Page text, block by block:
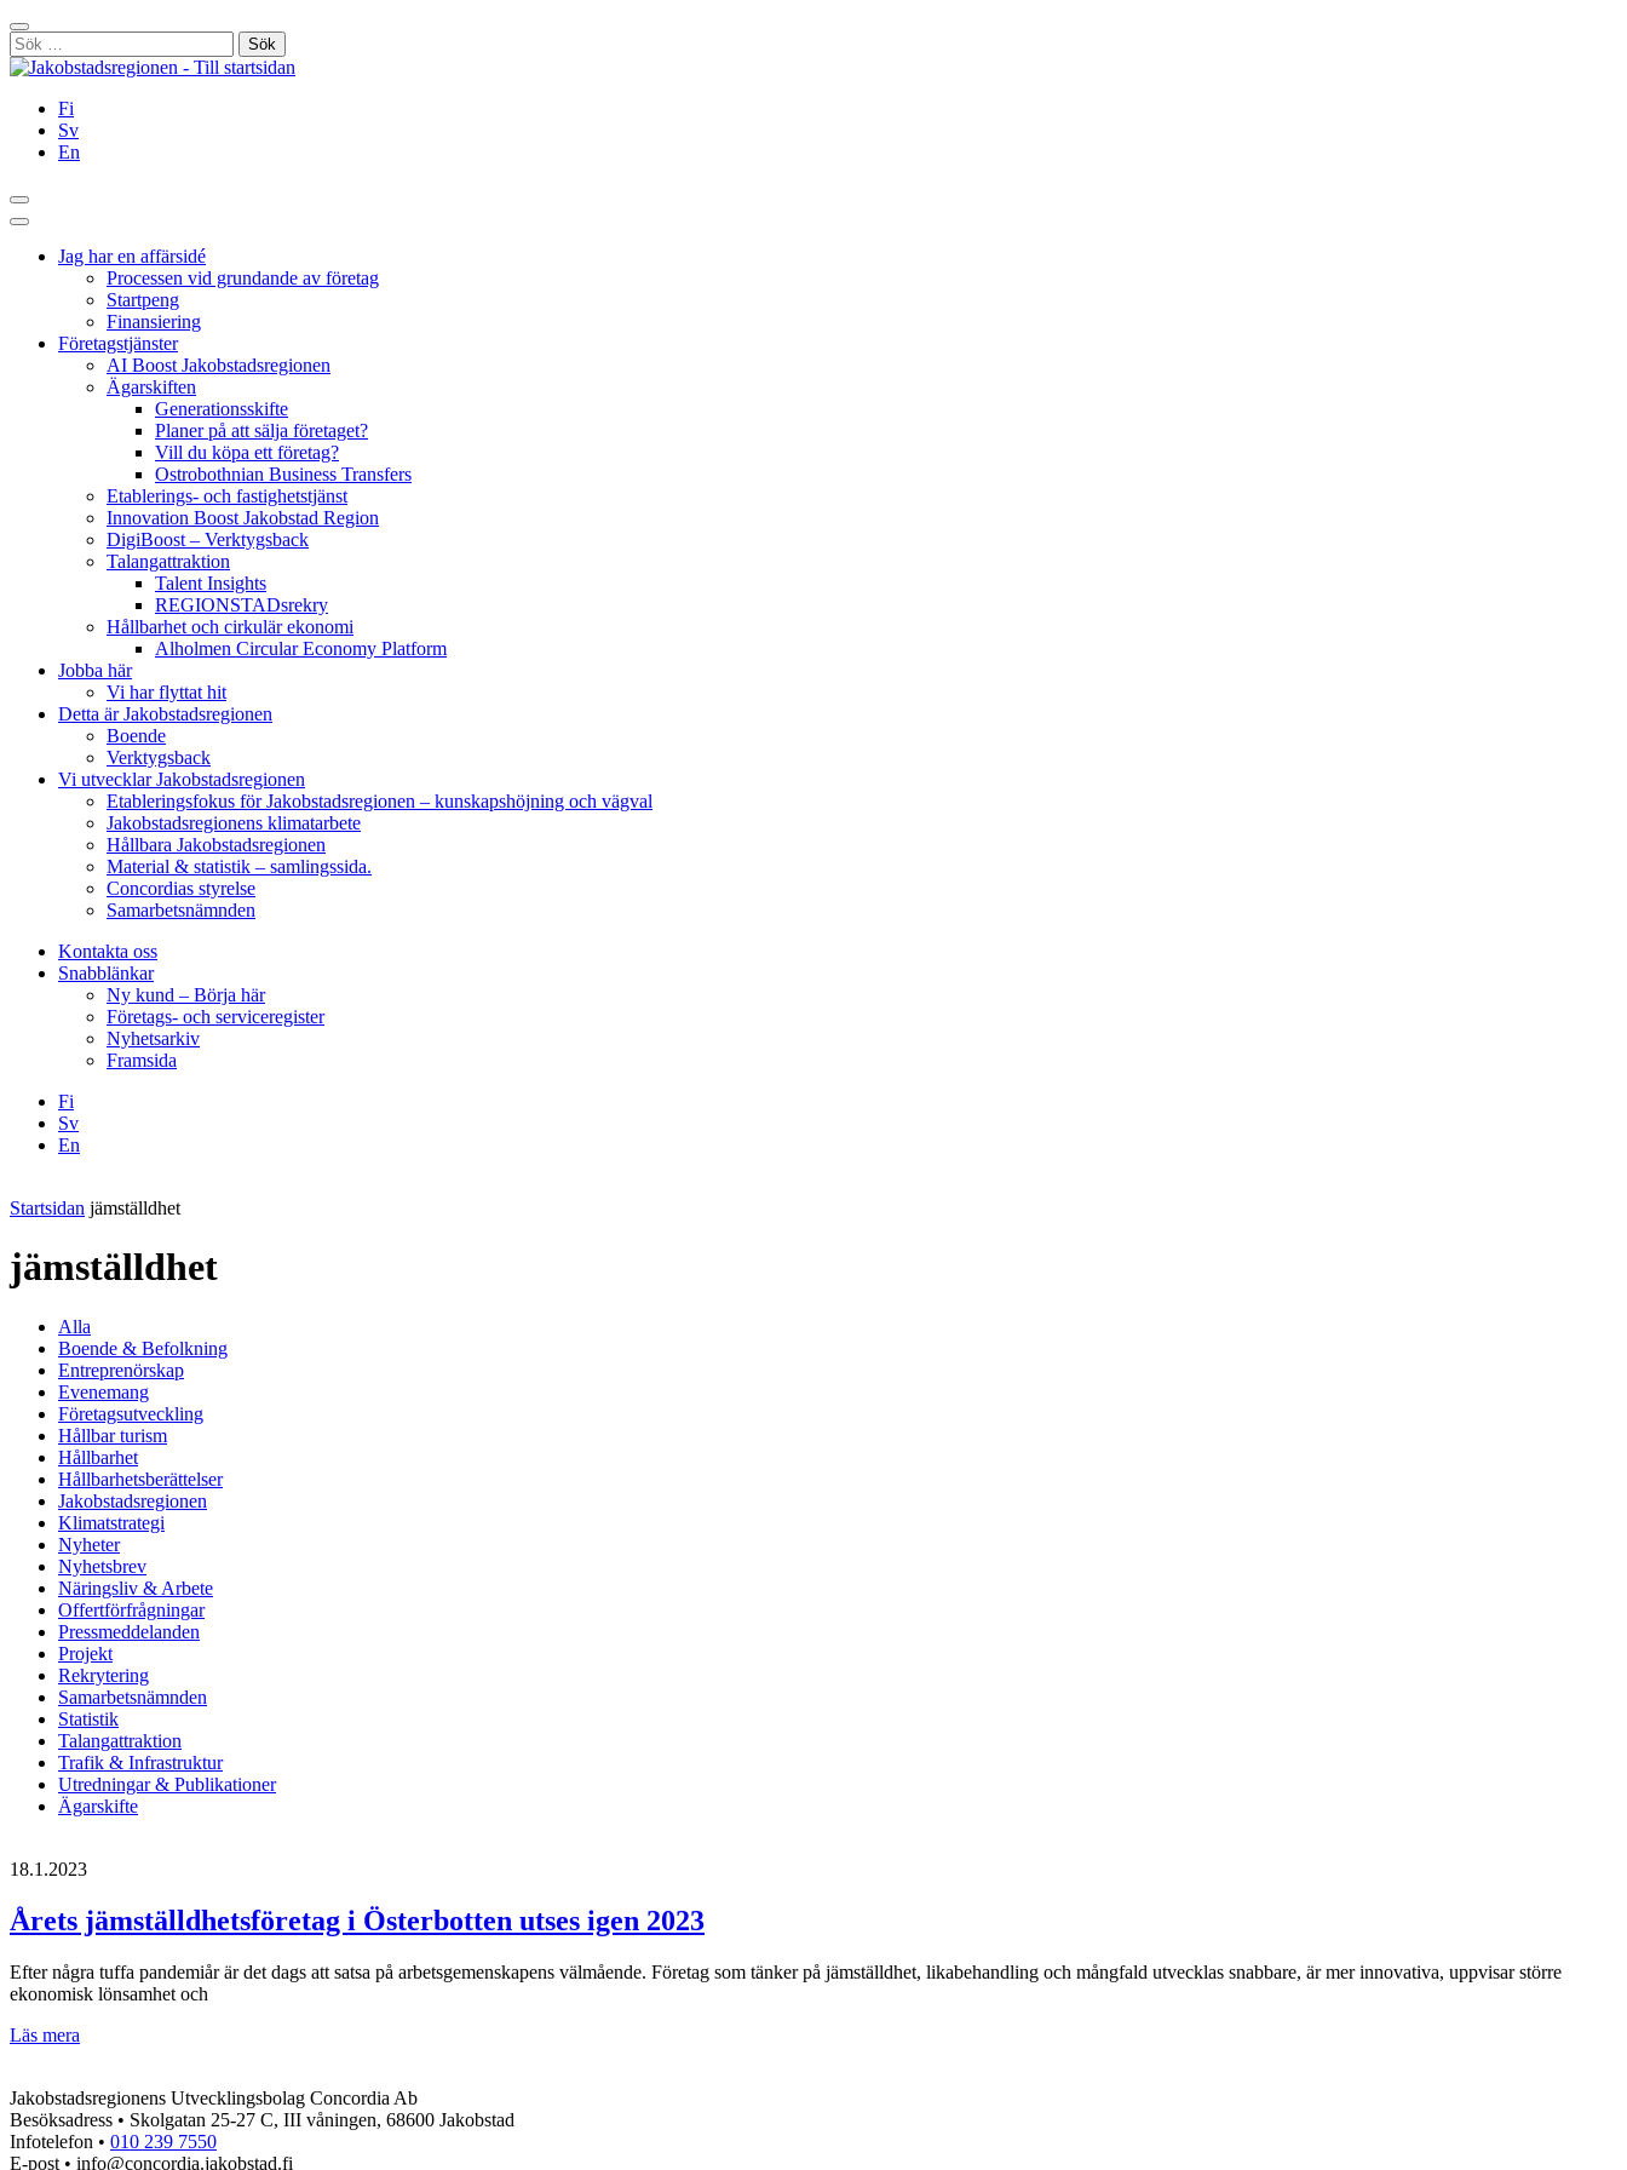
Hoppa
till
innehållet
Stäng
Sök
efter:
Fi
Sv
En
Sök
Huvudmeny
Jag har en affärsidé
Processen vid grundande av företag
Startpeng
Finansiering
Företagstjänster
AI Boost Jakobstadsregionen
Ägarskiften
Generationsskifte
Planer på att sälja företaget?
Vill du köpa ett företag?
Ostrobothnian Business Transfers
Etablerings- och fastighetstjänst
Innovation Boost Jakobstad Region
DigiBoost – Verktygsback
Talangattraktion
Talent Insights
REGIONSTADsrekry
Hållbarhet och cirkulär ekonomi
Alholmen Circular Economy Platform
Jobba här
Vi har flyttat hit
Detta är Jakobstadsregionen
Boende
Verktygsback
Vi utvecklar Jakobstadsregionen
Etableringsfokus för Jakobstadsregionen – kunskapshöjning och vägval
Jakobstadsregionens klimatarbete
Hållbara Jakobstadsregionen
Material & statistik – samlingssida.
Concordias styrelse
Samarbetsnämnden
Kontakta oss
Snabblänkar
Ny kund – Börja här
Företags- och serviceregister
Nyhetsarkiv
Framsida
Fi
Sv
En
Startsidan jämställdhet
jämställdhet
Alla
Boende & Befolkning
Entreprenörskap
Evenemang
Företagsutveckling
Hållbar turism
Hållbarhet
Hållbarhetsberättelser
Jakobstadsregionen
Klimatstrategi
Nyheter
Nyhetsbrev
Näringsliv & Arbete
Offertförfrågningar
Pressmeddelanden
Projekt
Rekrytering
Samarbetsnämnden
Statistik
Talangattraktion
Trafik & Infrastruktur
Utredningar & Publikationer
Ägarskifte
18.1.2023
Årets jämställdhetsföretag i Österbotten utses igen 2023
Efter några tuffa pandemiår är det dags att satsa på arbetsgemenskapens välmående. Företag som tänker på jämställdhet, likabehandling och mångfald utvecklas snabbare, är mer innovativa, uppvisar större
ekonomisk lönsamhet och
Läs mera
Österbotten
utses
igen
2023
Jakobstadsregionens Utvecklingsbolag Concordia Ab
Besöksadress • Skolgatan 25-27 C, III våningen, 68600 Jakobstad
Infotelefon • 010 239 7550
E-post • info@concordia.jakobstad.fi